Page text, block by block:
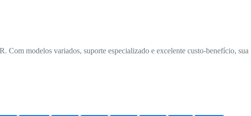
Com modelos variados, suporte especializado e excelente custo-benefício, sua